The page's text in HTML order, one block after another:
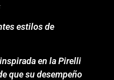
estilos de
en la Pirelli
que su desempeño